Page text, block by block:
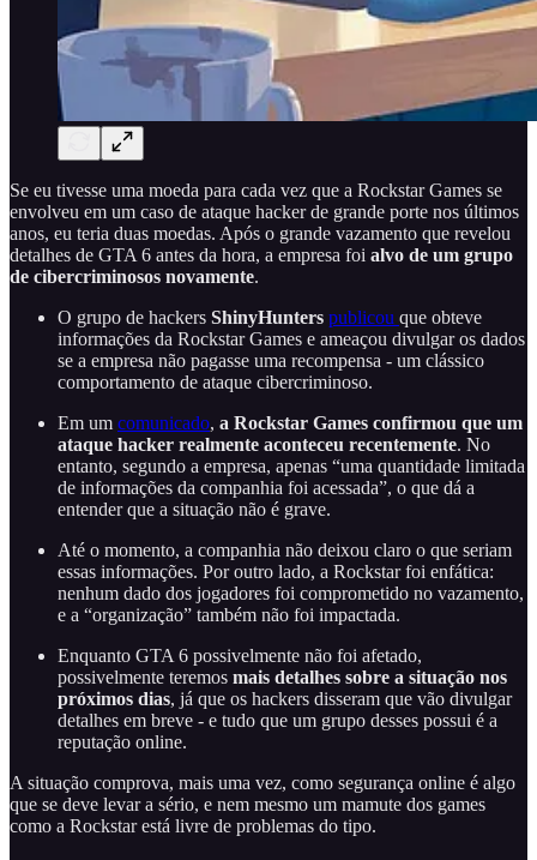
Se eu tivesse uma moeda para cada vez que a Rockstar Games se
envolveu em um caso de ataque hacker de grande porte nos últimos
anos, eu teria duas moedas. Após o grande vazamento que revelou
detalhes de GTA 6 antes da hora, a empresa foi alvo de um grupo
de cibercriminosos novamente.
O grupo de hackers ShinyHunters publicou que obteve
informações da Rockstar Games e ameaçou divulgar os dados
se a empresa não pagasse uma recompensa - um clássico
comportamento de ataque cibercriminoso.
Em um comunicado, a Rockstar Games confirmou que um
ataque hacker realmente aconteceu recentemente. No
entanto, segundo a empresa, apenas “uma quantidade limitada
de informações da companhia foi acessada”, o que dá a
entender que a situação não é grave.
Até o momento, a companhia não deixou claro o que seriam
essas informações. Por outro lado, a Rockstar foi enfática:
nenhum dado dos jogadores foi comprometido no vazamento,
e a “organização” também não foi impactada.
Enquanto GTA 6 possivelmente não foi afetado,
possivelmente teremos mais detalhes sobre a situação nos
próximos dias, já que os hackers disseram que vão divulgar
detalhes em breve - e tudo que um grupo desses possui é a
reputação online.
A situação comprova, mais uma vez, como segurança online é algo
que se deve levar a sério, e nem mesmo um mamute dos games
como a Rockstar está livre de problemas do tipo.